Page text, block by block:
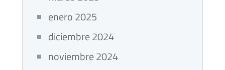
enero 2025
diciembre 2024
noviembre 2024